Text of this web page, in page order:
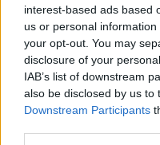
interest-based ads based
us or personal
your opt-out. You may
disclosure of your
IAB’s list of downstream
also be disclosed by us to
Downstream Participants
Passat -13 2.0tdi
Senaste inlägget av
felsökning
Senaste
Volvo Amazon